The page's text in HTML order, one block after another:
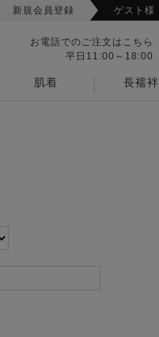
新規会員登録 ゲスト様
お電話でのご注文はこちら
平日11:00～18:00
肌着
長襦袢